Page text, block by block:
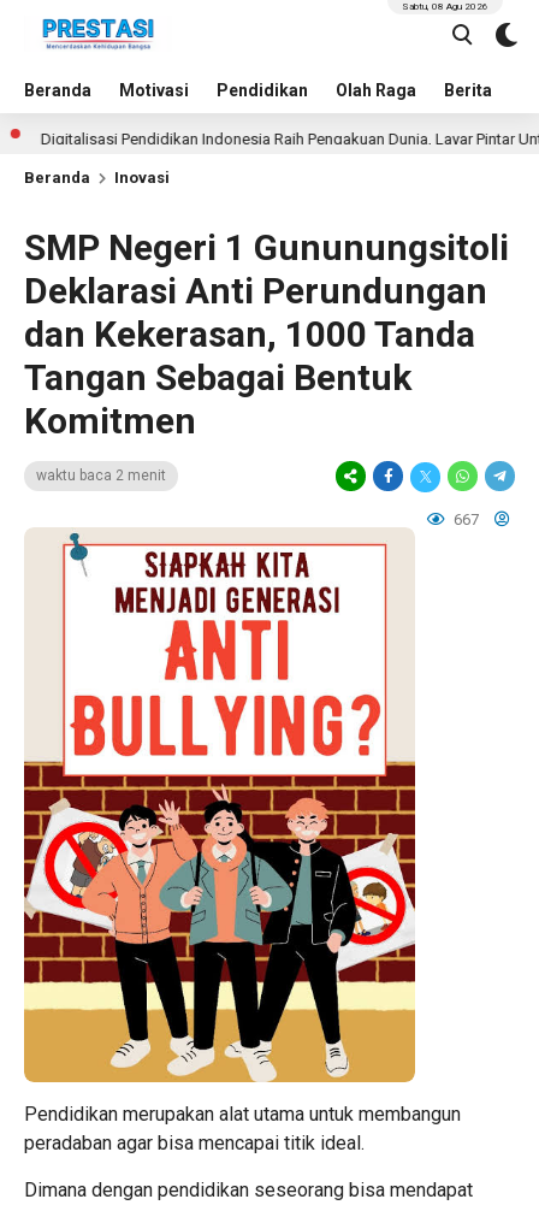
Beranda Motivasi Pendidikan Olah Raga Berita
Sabtu, 08 Agu 2026
Pendidikan Indonesia Raih Pengakuan Dunia, Layar Pintar Untuk
Beranda Inovasi
SMP Negeri 1 Gununungsitoli
Deklarasi Anti Perundungan
dan Kekerasan, 1000 Tanda
Tangan Sebagai Bentuk
Komitmen
waktu baca 2 menit
667
Pendidikan merupakan alat utama untuk membangun
peradaban agar bisa mencapai titik ideal.
Dimana dengan pendidikan seseorang bisa mendapat